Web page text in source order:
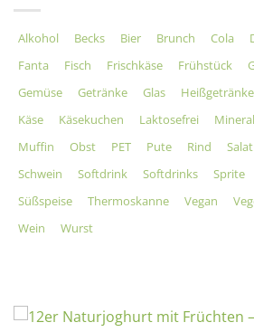
Alkohol Becks Bier Brunch Cola
Fanta
Fisch Frischkäse Frühstück
Gemüse
Getränke Glas Heißgetränke
Käse
Käsekuchen Laktosefrei
Muffin
Obst PET Pute Rind Salat
Schwein
Softdrink Softdrinks Sprite
Süßspeise
Thermoskanne Vegan
Wein
Wurst